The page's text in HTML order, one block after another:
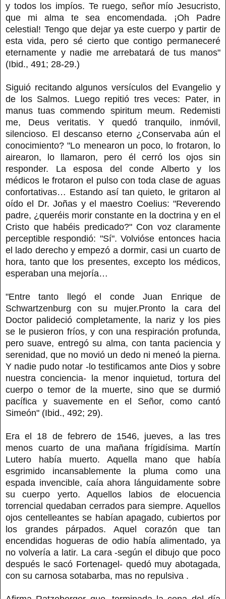
y todos los impíos. Te ruego, señor mío Jesucristo,
que mi alma te sea encomendada. ¡Oh Padre
celestial! Tengo que dejar ya este cuerpo y partir de
esta vida, pero sé cierto que contigo permaneceré
eternamente y nadie me arrebatará de tus manos"
(Ibid., 491; 28-29.)
Siguió recitando algunos versículos del Evangelio y
de los Salmos. Luego repitió tres veces: Pater, in
manus tuas commendo spiritum meum. Redemisti
me, Deus veritatis. Y quedó tranquilo, inmóvil,
silencioso. El descanso eterno ¿Conservaba aún el
conocimiento? "Lo menearon un poco, lo frotaron, lo
airearon, lo llamaron, pero él cerró los ojos sin
responder. La esposa del conde Alberto y los
médicos le frotaron el pulso con toda clase de aguas
confortativas… Estando así tan quieto, le gritaron al
oído el Dr. Joñas y el maestro Coelius: "Reverendo
padre, ¿queréis morir constante en la doctrina y en el
Cristo que habéis predicado?" Con voz claramente
perceptible respondió: "Sí". Volvióse entonces hacia
el lado derecho y empezó a dormir, casi un cuarto de
hora, tanto que los presentes, excepto los médicos,
esperaban una mejoría…
"Entre tanto llegó el conde Juan Enrique de
Schwartzenburg con su mujer.Pronto la cara del
Doctor palideció completamente, la nariz y los pies
se le pusieron fríos, y con una respiración profunda,
pero suave, entregó su alma, con tanta paciencia y
serenidad, que no movió un dedo ni meneó la pierna.
Y nadie pudo notar -lo testificamos ante Dios y sobre
nuestra conciencia- la menor inquietud, tortura del
cuerpo o temor de la muerte, sino que se durmió
pacífica y suavemente en el Señor, como cantó
Simeón" (Ibid., 492; 29).
Era el 18 de febrero de 1546, jueves, a las tres
menos cuarto de una mañana frígidísima. Martín
Lutero había muerto. Aquella mano que había
esgrimido incansablemente la pluma como una
espada invencible, caía ahora lánguidamente sobre
su cuerpo yerto. Aquellos labios de elocuencia
torrencial quedaban cerrados para siempre. Aquellos
ojos centelleantes se habían apagado, cubiertos por
los grandes párpados. Aquel corazón que tan
encendidas hogueras de odio había alimentado, ya
no volvería a latir. La cara -según el dibujo que poco
después le sacó Fortenagel- quedó muy abotagada,
con su carnosa sotabarba, mas no repulsiva .